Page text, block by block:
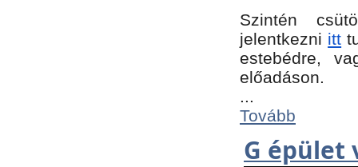
Szintén
jelentkezni itt
estebédre,
előadáson.
...
Tovább
G épület